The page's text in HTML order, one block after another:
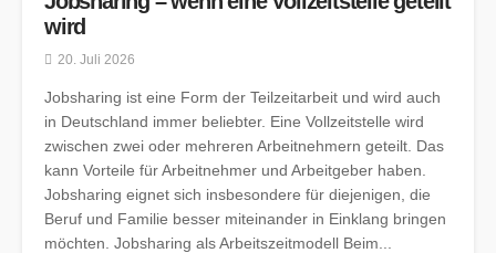
wird
20. Juli 2026
Jobsharing ist eine Form der Teilzeitarbeit und wird auch
in Deutschland immer beliebter. Eine Vollzeitstelle wird
zwischen zwei oder mehreren Arbeitnehmern geteilt. Das
kann Vorteile für Arbeitnehmer und Arbeitgeber haben.
Jobsharing eignet sich insbesondere für diejenigen, die
Beruf und Familie besser miteinander in Einklang bringen
möchten. Jobsharing als Arbeitszeitmodell Beim...